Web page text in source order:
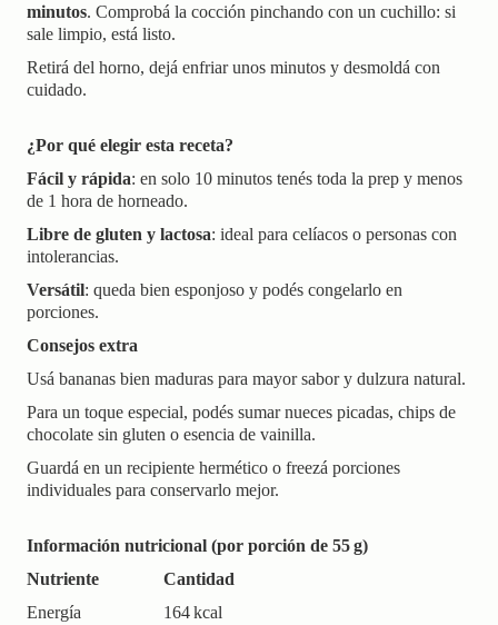
minutos. Comprobá la cocción pinchando con un cuchillo: si
sale limpio, está listo.
Retirá del horno, dejá enfriar unos minutos y desmoldá con
cuidado.
¿Por qué elegir esta receta?
Fácil y rápida: en solo 10 minutos tenés toda la prep y menos
de 1 hora de horneado.
Libre de gluten y lactosa: ideal para celíacos o personas con
intolerancias.
Versátil: queda bien esponjoso y podés congelarlo en
porciones.
Consejos extra
Usá bananas bien maduras para mayor sabor y dulzura natural.
Para un toque especial, podés sumar nueces picadas, chips de
chocolate sin gluten o esencia de vainilla.
Guardá en un recipiente hermético o freezá porciones
individuales para conservarlo mejor.
Información nutricional (por porción de 55 g)
Nutriente
Cantidad
Energía
164 kcal